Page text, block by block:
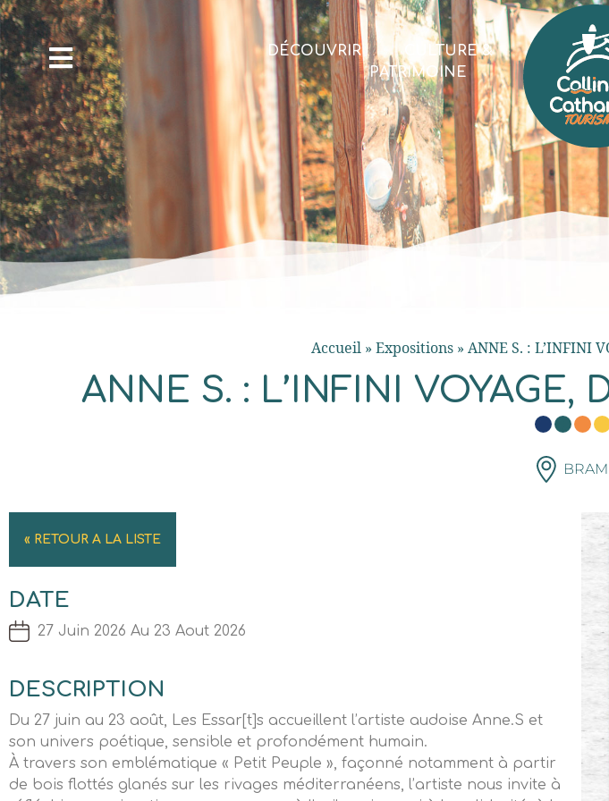
DÉCOUVRIR
CULTURE &
PATRIMOINE
Accueil» Expositions» ANNE S. : L’INFINI
ANNE S. : L’INFINI VOYAGE,
BRAM
« RETOUR A LA LISTE
DATE
27 Juin 2026 Au 23 Aout 2026
DESCRIPTION
Du 27 juin au 23 août, Les Essar[t]s accueillent l’artiste audoise Anne.S et
son univers poétique, sensible et profondément humain.
À travers son emblématique « Petit Peuple », façonné notamment à partir
de bois flottés glanés sur les rivages méditerranéens, l’artiste nous invite à